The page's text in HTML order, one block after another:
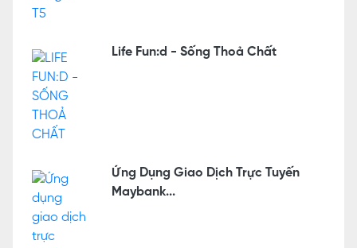
Life Fun:d - Sống Thoả Chất
Ứng Dụng Giao Dịch Trực Tuyến
Maybank...